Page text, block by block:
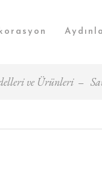
ve Ürünleri